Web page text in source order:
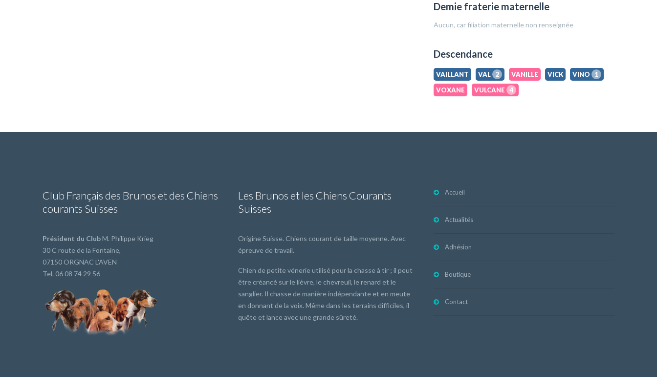
Demie fraterie maternelle
Aucun, car filiation maternelle non renseignée
Descendance
VAILLANT VAL 2 VANILLE VICK VINO
1
VOXANE
VULCANE 4
Club Français des Brunos et des Chiens
courants Suisses
Président du ClubM. Philippe Krieg
30 C route de la Fontaine,
07150 ORGNAC L'AVEN
Tel. 06 08 74 29 56
Les Brunos et les Chiens Courants
Suisses
Origine Suisse. Chiens courant de taille moyenne. Avec
épreuve de travail.
Chien de petite vénerie utilisé pour la chasse à tir ; il peut
être créancé sur le lièvre, le chevreuil, le renard et le
sanglier. Il chasse de manière indépendante et en meute
en donnant de la voix. Même dans les terrains difficiles, il
quête et lance avec une grande sûreté.
Accueil
Actualités
Adhésion
Boutique
Contact